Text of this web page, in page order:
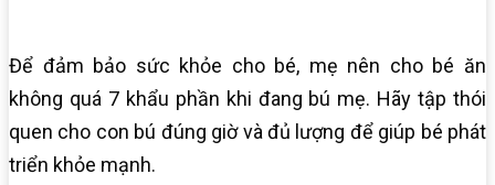
Để đảm bảo sức khỏe cho bé, mẹ nên cho bé ăn
không quá 7 khẩu phần khi đang bú mẹ. Hãy tập thói
quen cho con bú đúng giờ và đủ lượng để giúp bé phát
triển khỏe mạnh.